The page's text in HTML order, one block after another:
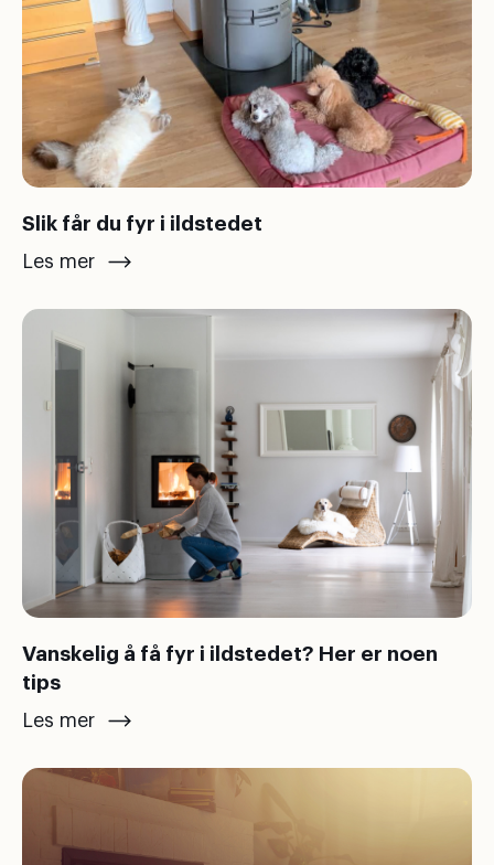
Slik får du fyr i ildstedet
Les mer
Vanskelig å få fyr i ildstedet? Her er noen
tips
Les mer